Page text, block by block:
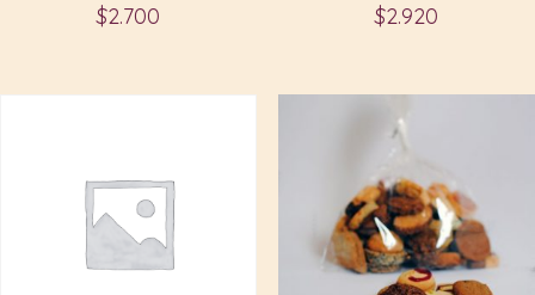
$2.700
$2.920